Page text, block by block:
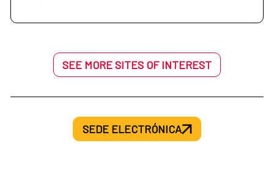
SEE MORE SITES OF INTEREST
SEDE ELECTRÓNICA